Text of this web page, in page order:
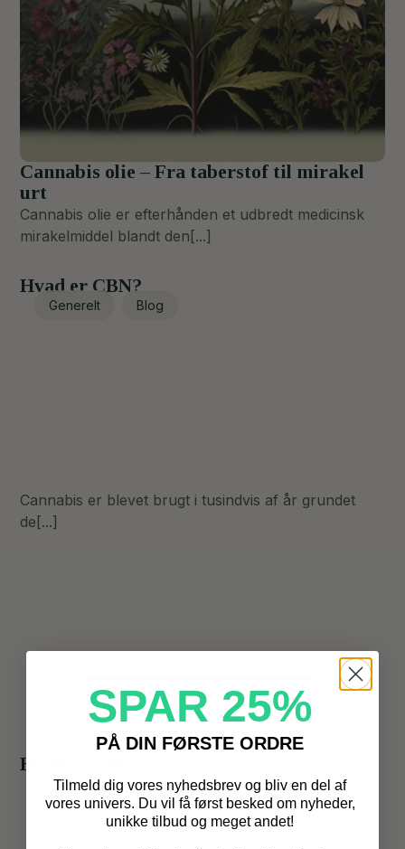
Cannabis olie – Fra taberstof til mirakel
urt
Cannabis olie er efterhånden et udbredt medicinsk
mirakelmiddel blandt den[...]
Generelt Blog
Hvad er CBN?
Cannabis er blevet brugt i tusindvis af år grundet
de[...]
Generelt Blog
Hvad er CBG?
SPAR 25%
PÅ DIN FØRSTE ORDRE
Tilmeld dig vores nyhedsbrev og bliv en del af
vores univers. Du vil få først besked om nyheder,
unikke tilbud og meget andet!